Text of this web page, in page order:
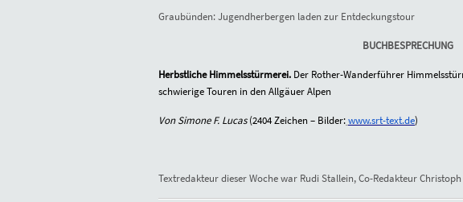
Graubünden: Jugendherbergen laden zur Entdeckungstour
BUCHBESPRECHUNG
Herbstliche Himmelsstürmerei. Der Rother-Wanderführer
schwierige Touren in den Allgäuer Alpen
Von Simone F. Lucas(2404 Zeichen – Bilder:www.srt-text.de)
Textredakteur dieser Woche war Rudi Stallein, Co-Redakteur